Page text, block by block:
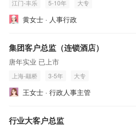
江门-丰乐 5-10年 大专
黄女士 · 人事行政
集团客户总监（连锁酒店）
唐年实业 已上市
上海-颛桥 3-5年 大专
王女士 · 行政人事主管
行业大客户总监